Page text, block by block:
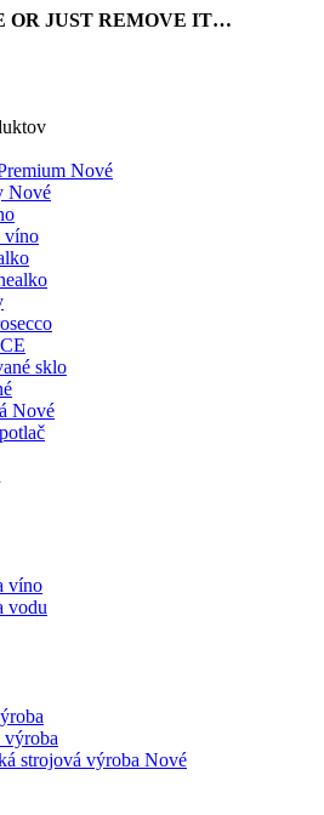
OR JUST REMOVE IT…
Nové
Nové
víno
sklo
Nové
víno
vodu
výroba
strojová výroba Nové